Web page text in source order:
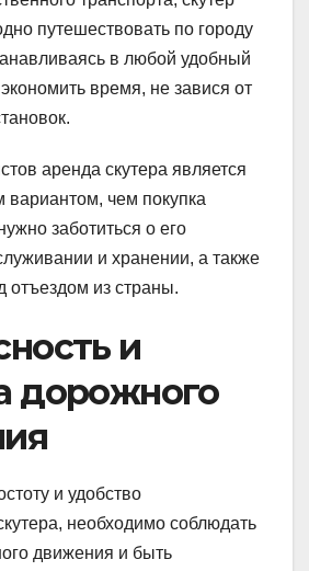
путешествовать по городу
в любой удобный
время, не завися от
аренда скутера является
чем покупка
заботиться о его
и хранении, а также
отъездом из страны.
и
дорожного
и удобство
необходимо соблюдать
движения и быть